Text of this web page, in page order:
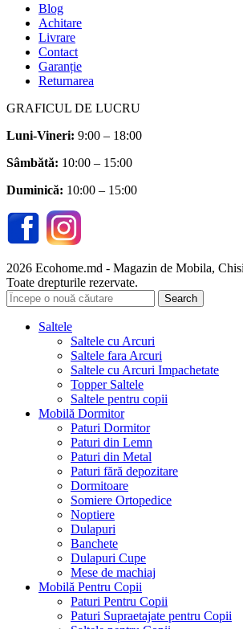
Blog
Achitare
Livrare
Contact
Garanție
Returnarea
GRAFICUL DE LUCRU
Luni-Vineri: 9:00 – 18:00
Sâmbătă: 10:00 – 15:00
Duminică: 10:00 – 15:00
2026 Ecohome.md - Magazin de Mobila,
Toate drepturile rezervate.
Search
Saltele
Saltele cu Arcuri
Saltele fara Arcuri
Saltele cu Arcuri Impachetate
Topper Saltele
Saltele pentru copii
Mobilă Dormitor
Paturi Dormitor
Paturi din Lemn
Paturi din Metal
Paturi fără depozitare
Dormitoare
Somiere Ortopedice
Noptiere
Dulapuri
Banchete
Dulapuri Cupe
Mese de machiaj
Mobilă Pentru Copii
Paturi Pentru Copii
Paturi Supraetajate pentru Copii